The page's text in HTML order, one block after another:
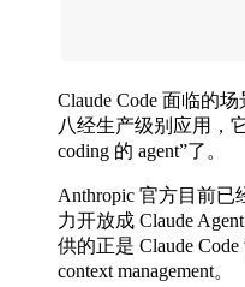
Claude Code 面临的
八经生产级别应用，
coding 的 agent”了。
Anthropic 官方目前已
力开放成 Claude
供的正是 Claude
context management。